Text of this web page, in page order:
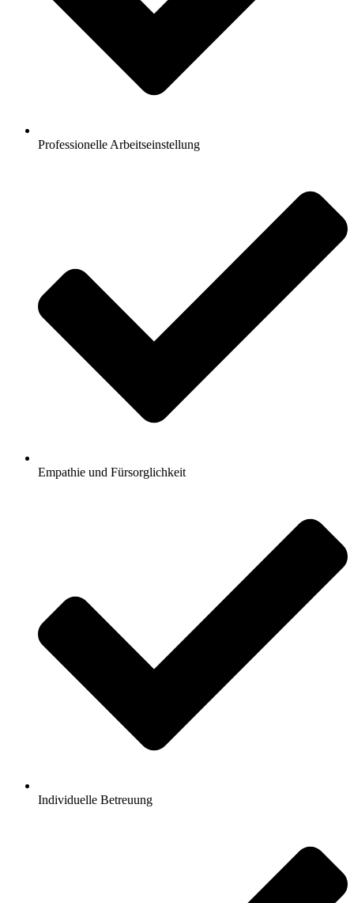
Professionelle Arbeitseinstellung
Empathie und Fürsorglichkeit
Individuelle Betreuung